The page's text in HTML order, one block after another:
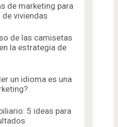
de marketing para
viviendas
de las camisetas
la estrategia de
un idioma es una
5 ideas para